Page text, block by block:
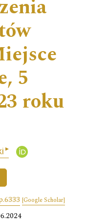
5
roku
▸
[Google Scholar]